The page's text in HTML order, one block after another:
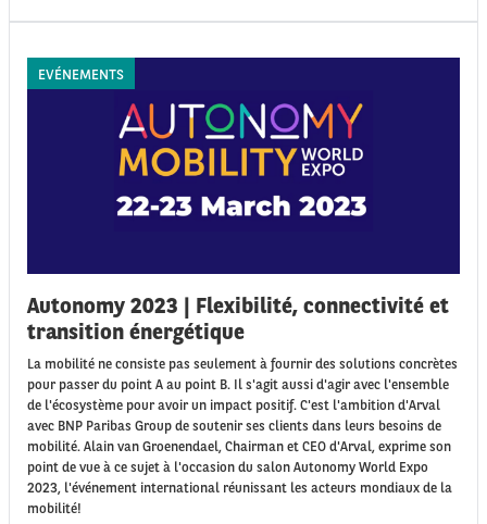
EVÉNEMENTS
Autonomy 2023 | Flexibilité, connectivité et
transition énergétique
La mobilité ne consiste pas seulement à fournir des solutions concrètes
pour passer du point A au point B. Il s'agit aussi d'agir avec l'ensemble
de l'écosystème pour avoir un impact positif. C'est l'ambition d'Arval
avec BNP Paribas Group de soutenir ses clients dans leurs besoins de
mobilité. Alain van Groenendael, Chairman et CEO d'Arval, exprime son
point de vue à ce sujet à l'occasion du salon Autonomy World Expo
2023, l'événement international réunissant les acteurs mondiaux de la
mobilité!